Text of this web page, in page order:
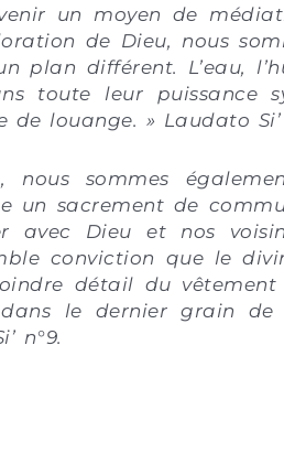
un moyen de
de Dieu, nous
plan différent. L’eau,
toute leur puissance
louange. » Laudato Si’
sommes
un sacrement de
avec Dieu et nos
conviction que le
détail du vêtement
le dernier grain de
n°9.